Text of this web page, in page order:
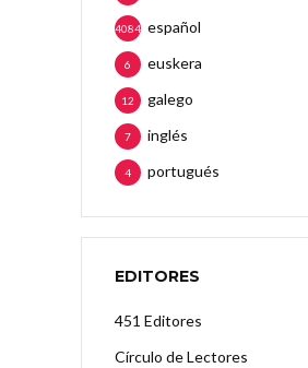
español
4084
euskera
6
galego
12
inglés
7
portugués
4
EDITORES
451 Editores
Círculo de Lectores